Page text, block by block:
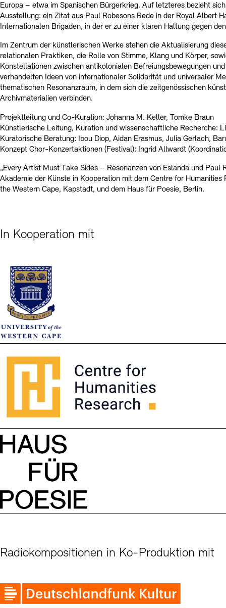
Europa – etwa im Spanischen Bürgerkrieg. Auf letzteres bezieht
Ausstellung: ein Zitat aus Paul Robesons Rede in der Royal Albert
Internationalen Brigaden, in der er zu einer klaren Haltung gegen
Im Zentrum der künstlerischen Werke stehen die Aktualisierung
relationalen Praktiken, die Rolle von Stimme, Klang und Körper,
Konstellationen zwischen antikolonialen Befreiungsbewegungen
verhandelten Ideen von internationaler Solidarität und universaler
thematischen Resonanzraum, in dem sich die zeitgenössischen
Archivmaterialien verbinden.
Projektleitung und Co-Kuration: Johanna M. Keller, Tomke Braun
Künstlerische Leitung, Kuration und wissenschaftliche Recherche:
Kuratorische Beratung: Ibou Diop, Aidan Erasmus, Julia Gerlach,
Konzept Chor-Konzertaktionen (Festival): Ingrid Allwardt
„Every Artist Must Take Sides – Resonanzen von Eslanda und Paul
Akademie der Künste in Kooperation mit dem Centre for Humanities
the Western Cape, Kapstadt, und dem Haus für Poesie, Berlin.
In Kooperation mit
Radiokompositionen in Ko-Produktion mit